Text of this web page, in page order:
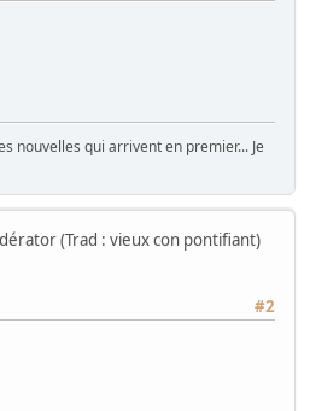
nouvelles qui arrivent en premier... Je
(Trad : vieux con pontifiant)
#2